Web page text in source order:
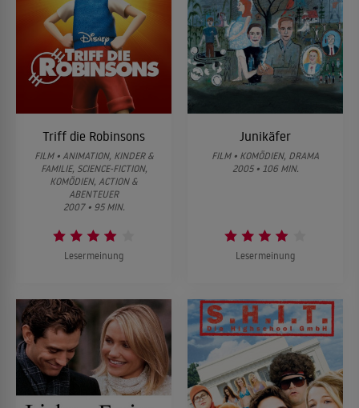
Triff die Robinsons
FILM • ANIMATION, KINDER &
FAMILIE, SCIENCE-FICTION,
KOMÖDIEN, ACTION &
ABENTEUER
2007 • 95 MIN.
Lesermeinung
Junikäfer
FILM • KOMÖDIEN, DRAMA
2005 • 106 MIN.
Lesermeinung